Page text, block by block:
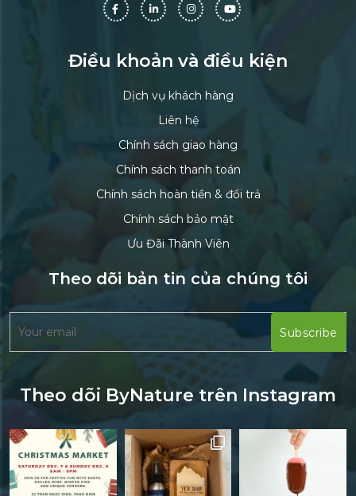
Điều khoản và điều kiện
Dịch vụ khách hàng
Liên hệ
Chính sách giao hàng
Chính sách thanh toán
Chính sách hoàn tiền & đổi trả
Chính sách bảo mật
Ưu Đãi Thành Viên
Theo dõi bản tin của chúng tôi
Theo dõi ByNature trên Instagram